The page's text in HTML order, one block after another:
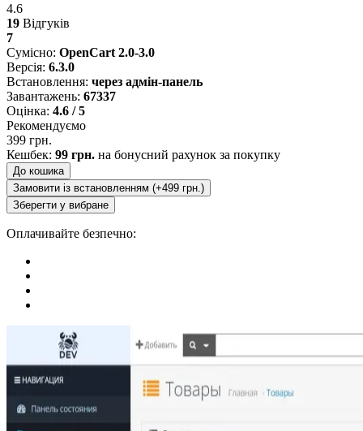
4.6
19 Відгуків
7
Сумісно: OpenCart 2.0-3.0
Версія: 6.3.0
Встановлення: через адмін-панель
Завантажень: 67337
Оцінка: 4.6 / 5
Рекомендуємо
399 грн.
Кешбек: 99 грн. на бонусний рахунок за покупку
До кошика
Замовити із встановленням (+499 грн.)
Зберегти у вибране
Оплачивайте безпечно: